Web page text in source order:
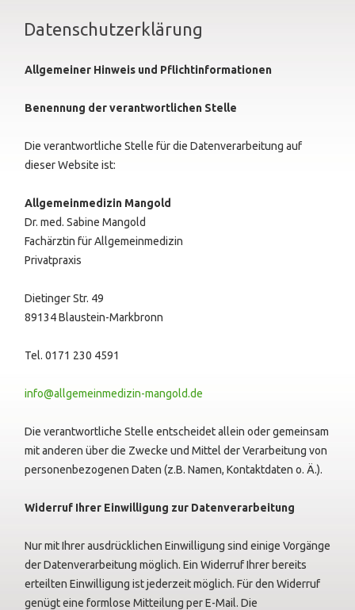
Datenschutzerklärung
Allgemeiner Hinweis und Pflichtinformationen
Benennung der verantwortlichen Stelle
Die verantwortliche Stelle für die Datenverarbeitung auf
dieser Website ist:
Allgemeinmedizin Mangold
Dr. med. Sabine Mangold
Fachärztin für Allgemeinmedizin
Privatpraxis
Dietinger Str. 49
89134 Blaustein-Markbronn
Tel. 0171 230 4591
info@allgemeinmedizin-mangold.de
Die verantwortliche Stelle entscheidet allein oder gemeinsam
mit anderen über die Zwecke und Mittel der Verarbeitung von
personenbezogenen Daten (z.B. Namen, Kontaktdaten o. Ä.).
Widerruf Ihrer Einwilligung zur Datenverarbeitung
Nur mit Ihrer ausdrücklichen Einwilligung sind einige Vorgänge
der Datenverarbeitung möglich. Ein Widerruf Ihrer bereits
erteilten Einwilligung ist jederzeit möglich. Für den Widerruf
genügt eine formlose Mitteilung per E-Mail. Die